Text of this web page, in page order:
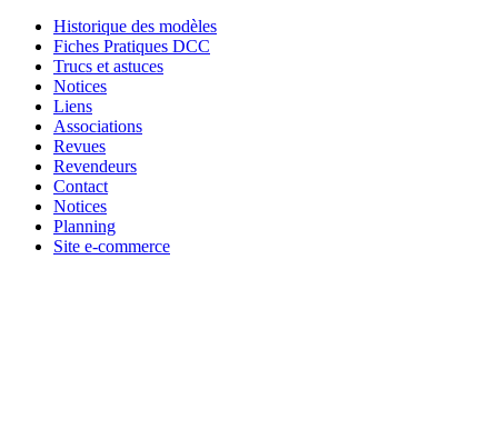
Historique des modèles
Fiches Pratiques DCC
Trucs et astuces
Notices
Liens
Associations
Revues
Revendeurs
Contact
Notices
Planning
Site e-commerce